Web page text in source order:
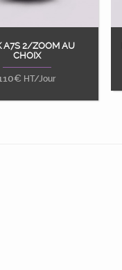
Ajouter au panier
A7S 2/ZOOM AU
CHOIX
€ HT/Jour